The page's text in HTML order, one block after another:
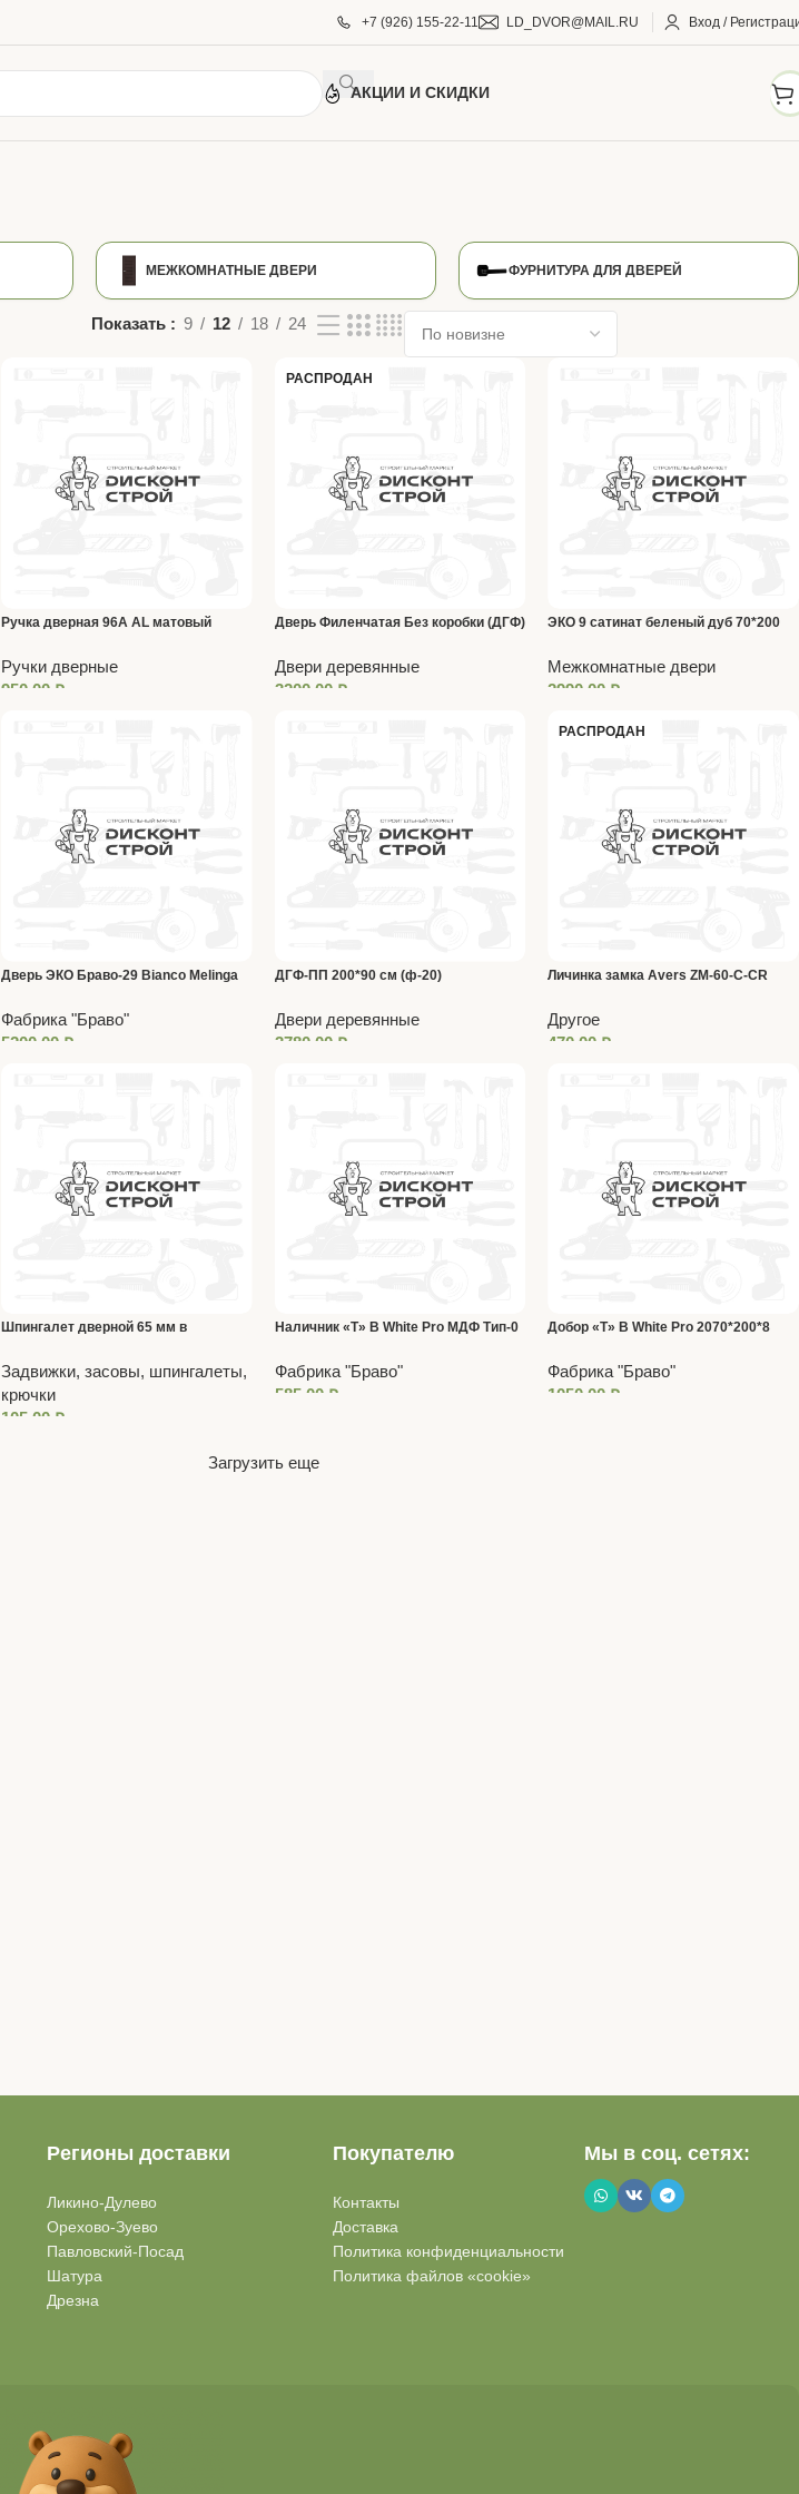
+7 (926) 155-22-11 LD_DVOR@MAIL.RU Вход /
АКЦИИ И СКИДКИ
МЕЖКОМНАТНЫЕ ДВЕРИ ФУРНИТУРА ДЛЯ ДВЕРЕЙ
Показать 9 12 18 24
Ручка дверная 96A AL матовый
Ручки дверные
950,00 ₽
РАСПРОДАН
Дверь Филенчатая Без коробки (ДГФ)
Двери деревянные
3200,00 ₽
ЭКО 9 сатинат беленый дуб 70*200
Межкомнатные двери
2990,00 ₽
Дверь ЭКО Браво-29 Bianco Melinga
Фабрика "Браво"
5200,00 ₽
ДГФ-ПП 200*90 см (ф-20)
Двери деревянные
3780,00 ₽
РАСПРОДАН
Личинка замка Avers ZM-60-C-CR
Другое
470,00 ₽
Шпингалет дверной 65 мм в
Задвижки, засовы, шпингалеты,
крючки
105,00 ₽
Наличник «Т» В White Pro МДФ Тип-0
Фабрика "Браво"
585,00 ₽
Добор «Т» В White Pro 2070*200*8
Фабрика "Браво"
1050,00 ₽
Загрузить еще
Регионы доставки
Ликино-Дулево
Орехово-Зуево
Павловский-Посад
Шатура
Дрезна
Покупателю
Контакты
Доставка
Политика конфиденциальности
Политика файлов «cookie»
Мы в соц. сетях: